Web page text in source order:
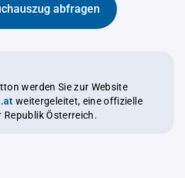
abfragen
werden Sie zur Website
weitergeleitet, eine offizielle
Österreich.